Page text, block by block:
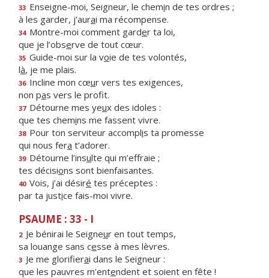
33 Enseigne-moi, Seigneur, le chemin de tes ordres ;
à les garder, j’aurai ma récompense.
34 Montre-moi comment garder ta loi,
que je l’observe de tout cœur.
35 Guide-moi sur la voie de tes volontés,
là, je me plais.
36 Incline mon cœur vers tes exigences,
non pas vers le profit.
37 Détourne mes yeux des idoles :
que tes chemins me fassent vivre.
38 Pour ton serviteur accomplis ta promesse
qui nous fera t’adorer.
39 Détourne l’insulte qui m’effraie ;
tes décisions sont bienfaisantes.
40 Vois, j’ai désiré tes préceptes :
par ta justice fais-moi vivre.
PSAUME : 33 - I
2 Je bénirai le Seigneur en tout temps,
sa louange sans cesse à mes lèvres.
3 Je me glorifierai dans le Seigneur :
que les pauvres m'entendent et soient en fête !